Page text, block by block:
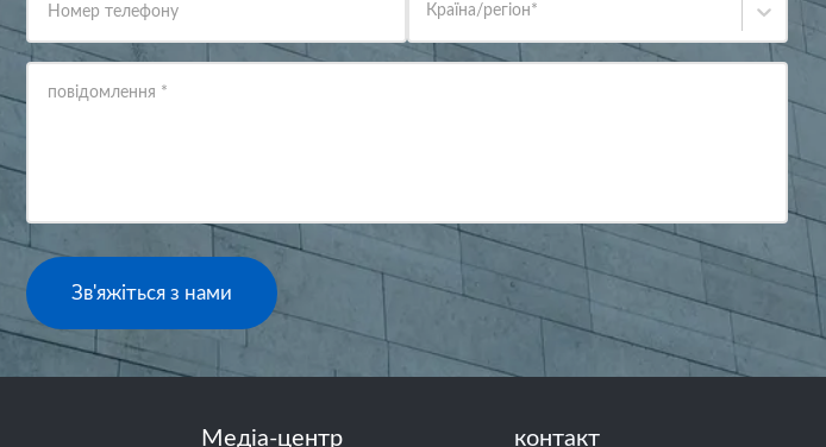
Номер телефону Країна/регіон*
повідомлення *
Зв'яжіться з нами
Медіа-центр контакт